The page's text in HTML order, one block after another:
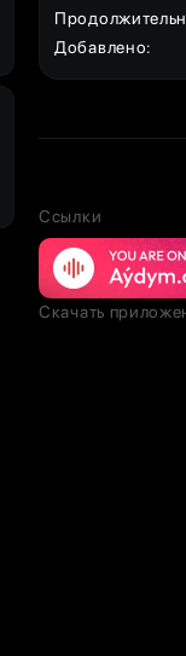
Добавлено:
Ссылки
Скачать